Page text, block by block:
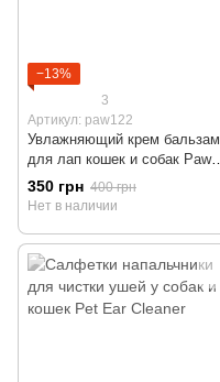
−13%
3
Артикул: paw122
Увлажняющий крем бальзам
для лап кошек и собак Paw
Balm Danliss 120 г
350 грн 400 грн
Нет в наличии